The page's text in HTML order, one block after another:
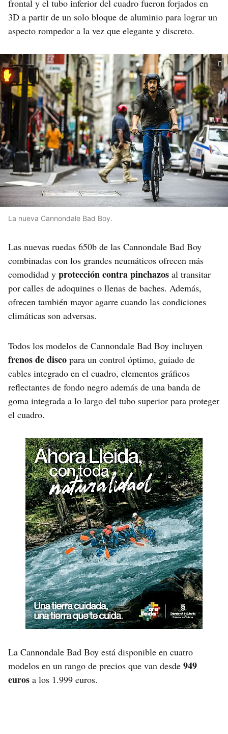
frontal y el tubo inferior del cuadro fueron forjados en
3D a partir de un solo bloque de aluminio para lograr un
aspecto rompedor a la vez que elegante y discreto.
La nueva Cannondale Bad Boy.
Las nuevas ruedas 650b de las Cannondale Bad Boy
combinadas con los grandes neumáticos ofrecen más
comodidad y protección contra pinchazos al transitar
por calles de adoquines o llenas de baches. Además,
ofrecen también mayor agarre cuando las condiciones
climáticas son adversas.
Todos los modelos de Cannondale Bad Boy incluyen
frenos de disco para un control óptimo, guiado de
cables integrado en el cuadro, elementos gráficos
reflectantes de fondo negro además de una banda de
goma integrada a lo largo del tubo superior para proteger
el cuadro.
La Cannondale Bad Boy está disponible en cuatro
modelos en un rango de precios que van desde 949
euros a los 1.999 euros.